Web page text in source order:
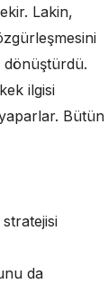
Lakin,
dönüştürdü.
ilgisi
Bütün
da